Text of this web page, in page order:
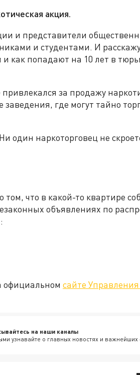
акция.
и представители
и студентами. И
как попадают на 10 лет в
за продажу
где могут тайно
наркоторговец не
что в какой-то квартире
объявлениях по
официальном сайте
на наши каналы
узнавайте о главных новостях и важнейших